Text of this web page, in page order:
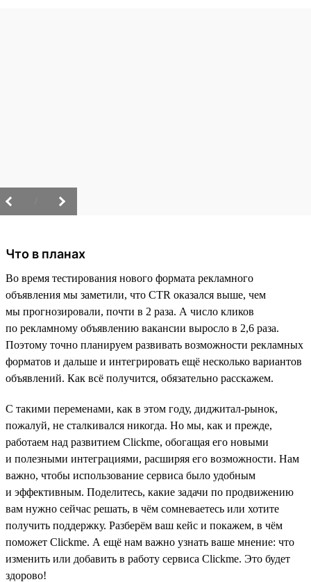
Что в планах
Во время тестирования нового формата рекламного
объявления мы заметили, что CTR оказался выше, чем
мы прогнозировали, почти в 2 раза. А число кликов
по рекламному объявлению вакансии выросло в 2,6 раза.
Поэтому точно планируем развивать возможности рекламных
форматов и дальше и интегрировать ещё несколько вариантов
объявлений. Как всё получится, обязательно расскажем.
С такими переменами, как в этом году, диджитал-рынок,
пожалуй, не сталкивался никогда. Но мы, как и прежде,
работаем над развитием Clickme, обогащая его новыми
и полезными интеграциями, расширяя его возможности. Нам
важно, чтобы использование сервиса было удобным
и эффективным. Поделитесь, какие задачи по продвижению
вам нужно сейчас решать, в чём сомневаетесь или хотите
получить поддержку. Разберём ваш кейс и покажем, в чём
поможет Clickme. А ещё нам важно узнать ваше мнение: что
изменить или добавить в работу сервиса Clickme. Это будет
здорово!